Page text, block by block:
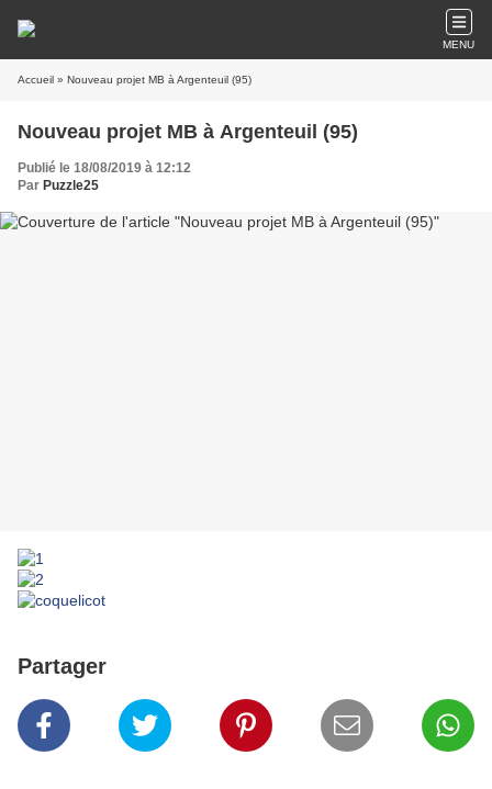
MENU
Accueil » Nouveau projet MB à Argenteuil (95)
Nouveau projet MB à Argenteuil (95)
Publié le 18/08/2019 à 12:12
Par Puzzle25
Partager